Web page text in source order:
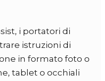
i portatori di
istruzioni di
in formato foto o
tablet o occhiali